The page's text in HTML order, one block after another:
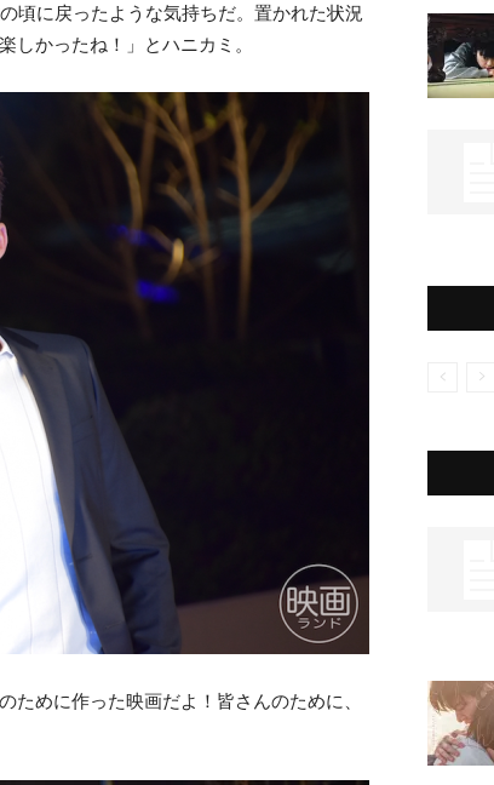
頃に戻ったような気持ちだ。置かれた状況
しかったね！」とハニカミ。
ために作った映画だよ！皆さんのために、